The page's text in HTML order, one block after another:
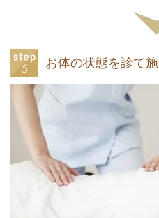
お体の状態を診て